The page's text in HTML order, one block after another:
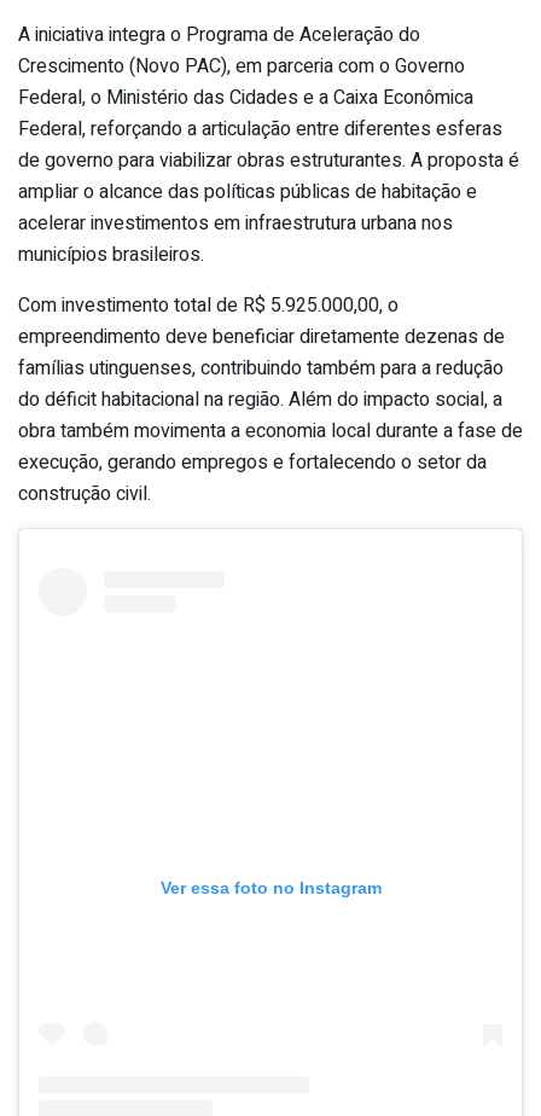
A iniciativa integra o Programa de Aceleração do
Crescimento (Novo PAC), em parceria com o Governo
Federal, o Ministério das Cidades e a Caixa Econômica
Federal, reforçando a articulação entre diferentes esferas
de governo para viabilizar obras estruturantes. A proposta é
ampliar o alcance das políticas públicas de habitação e
acelerar investimentos em infraestrutura urbana nos
municípios brasileiros.
Com investimento total de R$ 5.925.000,00, o
empreendimento deve beneficiar diretamente dezenas de
famílias utinguenses, contribuindo também para a redução
do déficit habitacional na região. Além do impacto social, a
obra também movimenta a economia local durante a fase de
execução, gerando empregos e fortalecendo o setor da
construção civil.
Ver essa foto no Instagram